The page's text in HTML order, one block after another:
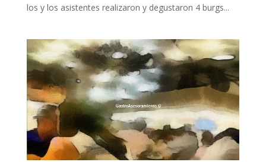
los y los asistentes realizaron y degustaron 4 burgs...